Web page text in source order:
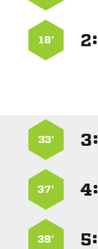
:
18’
:
33’
:
37’
:
39’